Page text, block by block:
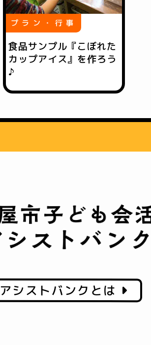
プラン・行事
食品サンプル『こぼれた
カップアイス』を作ろう
♪
アシストバンクとは